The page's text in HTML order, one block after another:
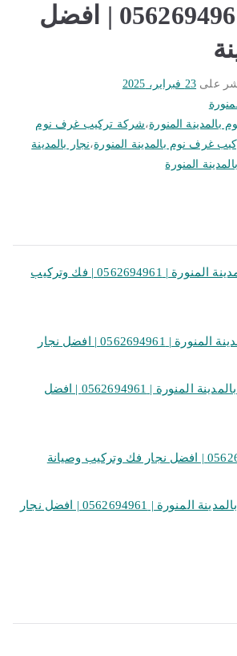
المنورة | 0562694961 | افضل
على 23 فبراير، 2025
المنورة،شركة تركيب غرف نوم
غرف نوم بالمدينة المنورة،نجار بالمدينة
المنورة
فني تركيب مطابخ بالمدينة المنورة | 0562694961 | فك وتركيب
| افضل نجار
نجار تركيب غرف نوم بالمدينة المنورة | 0562694961 | افضل
فني تركيب غرف نوم بالمدينة المنورة | 0562694961 | افضل نجار